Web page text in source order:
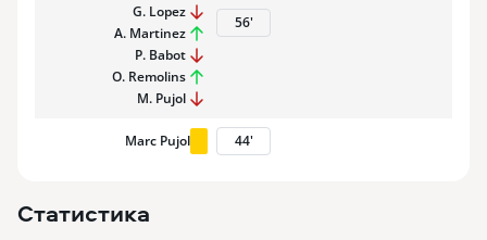
G. Lopez
A. Martinez
P. Babot
O. Remolins
M. Pujol
56'
Marc Pujol 44'
Статистика